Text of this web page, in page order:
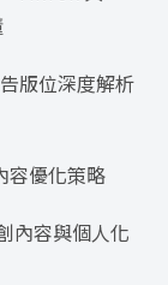
版位深度解析
容優化策略
內容與個人化